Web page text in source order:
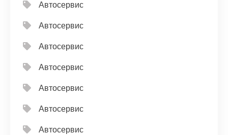
Автосервис
Автосервис
Автосервис
Автосервис
Автосервис
Автосервис
Автосервис